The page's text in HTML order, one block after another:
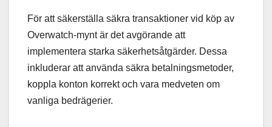
För att säkerställa säkra transaktioner vid köp av
Overwatch-mynt är det avgörande att
implementera starka säkerhetsåtgärder. Dessa
inkluderar att använda säkra betalningsmetoder,
koppla konton korrekt och vara medveten om
vanliga bedrägerier.